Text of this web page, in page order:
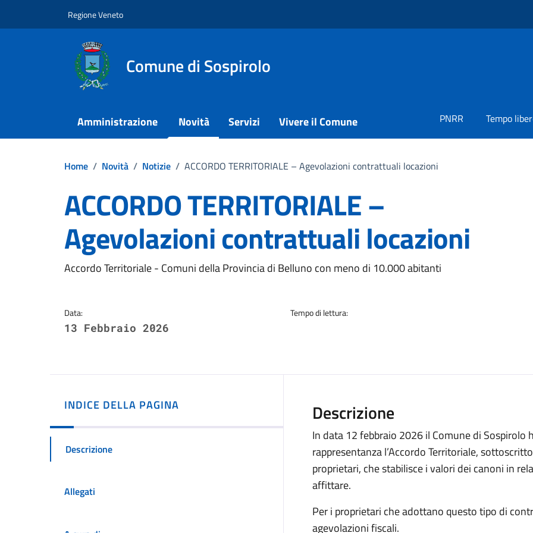
Regione Veneto
Comune di Sospirolo
Amministrazione Novità Servizi Vivere il Comune PNRR Tempo
Home / Novità / Notizie / ACCORDO TERRITORIALE – Agevolazioni contrattuali locazioni
ACCORDO TERRITORIALE –
Agevolazioni contrattuali locazioni
Dettagli della notizia
Accordo Territoriale - Comuni della Provincia di Belluno con meno di 10.000 abitanti
Data:
13 Febbraio 2026
Tempo di lettura:
INDICE DELLA PAGINA
Descrizione
Allegati
Descrizione
In data 12 febbraio 2026 il Comune di Sospirolo
rappresentanza l’Accordo Territoriale,
proprietari, che stabilisce i valori dei canoni in
affittare.
Per i proprietari che adottano questo tipo di
agevolazioni fiscali.